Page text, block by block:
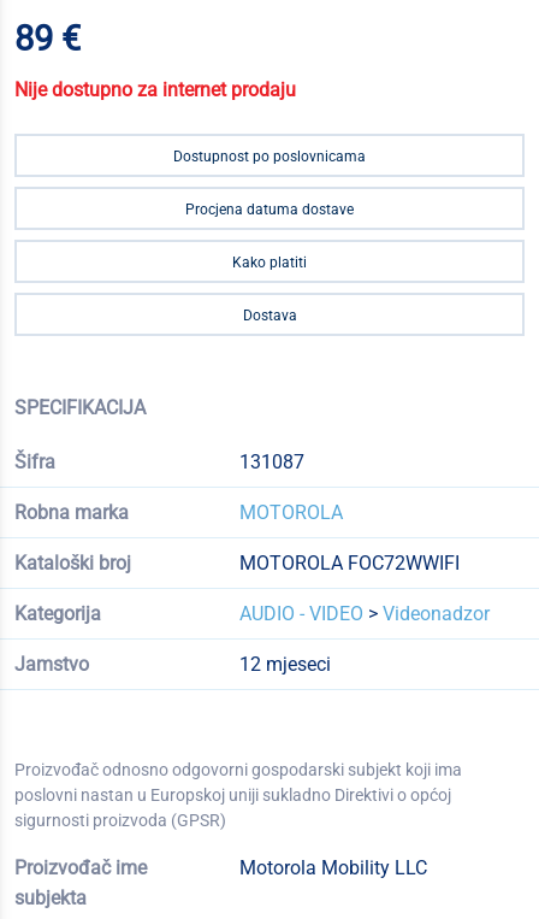
89 €
Nije dostupno za internet prodaju
Dostupnost po poslovnicama
Procjena datuma dostave
Kako platiti
Dostava
SPECIFIKACIJA
Šifra 131087
Robna marka MOTOROLA
Kataloški broj MOTOROLA FOC72WWIFI
Kategorija AUDIO - VIDEO > Videonadzor
Jamstvo 12 mjeseci
Proizvođač odnosno odgovorni gospodarski subjekt koji ima
poslovni nastan u Europskoj uniji sukladno Direktivi o općoj
sigurnosti proizvoda (GPSR)
Proizvođač ime
subjekta
Motorola Mobility LLC